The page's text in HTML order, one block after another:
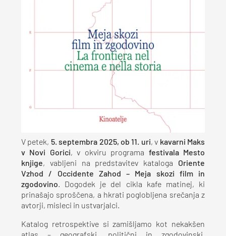
V petek, 5. septembra 2025, ob 11. uri, v kavarni Maks
v Novi Gorici, v okviru programa festivala Mesto
knjige, vabljeni na predstavitev kataloga Oriente
Vzhod / Occidente Zahod – Meja skozi film in
zgodovino. Dogodek je del cikla kafe matinej, ki
prinašajo sproščena, a hkrati poglobljena srečanja z
avtorji, misleci in ustvarjalci.
Katalog retrospektive si zamišljamo kot nekakšen